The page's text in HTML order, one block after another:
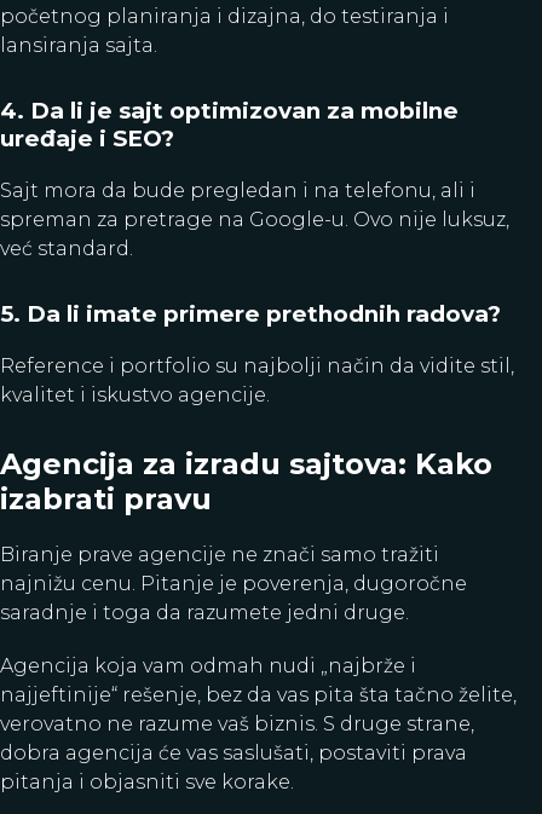
početnog planiranja i dizajna, do testiranja i
lansiranja sajta.
4. Da li je sajt optimizovan za mobilne
uređaje i SEO?
Sajt mora da bude pregledan i na telefonu, ali i
spreman za pretrage na Google-u. Ovo nije luksuz,
već standard.
5. Da li imate primere prethodnih radova?
Reference i portfolio su najbolji način da vidite stil,
kvalitet i iskustvo agencije.
Agencija za izradu sajtova: Kako
izabrati pravu
Biranje prave agencije ne znači samo tražiti
najnižu cenu. Pitanje je poverenja, dugoročne
saradnje i toga da razumete jedni druge.
Agencija koja vam odmah nudi „najbrže i
najjeftinije“ rešenje, bez da vas pita šta tačno želite,
verovatno ne razume vaš biznis. S druge strane,
dobra agencija će vas saslušati, postaviti prava
pitanja i objasniti sve korake.